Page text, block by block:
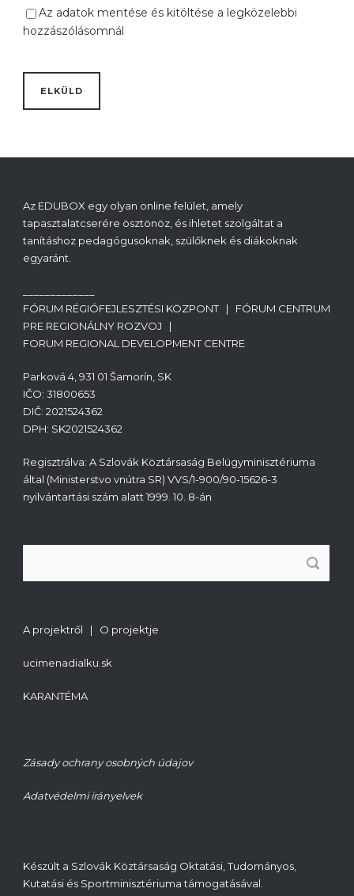
Az adatok mentése és kitöltése a legközelebbi
hozzászólásomnál
Az EDUBOX egy olyan online felület, amely
tapasztalatcserére ösztönöz, és ihletet szolgáltat a
tanításhoz pedagógusoknak, szülőknek és diákoknak
egyaránt.
FÓRUM RÉGIÓFEJLESZTÉSI KÖZPONT | FÓRUM CENTRUM
PRE REGIONÁLNY ROZVOJ |
FORUM REGIONAL DEVELOPMENT CENTRE
Parková 4, 931 01 Šamorín, SK
IČO: 31800653
DIČ: 2021524362
DPH: SK2021524362
Regisztrálva: A Szlovák Köztársaság Belügyminisztériuma
által (Ministerstvo vnútra SR) VVS/1-900/90-15626-3
nyilvántartási szám alatt 1999. 10. 8-án
A projektről | O projektje
ucimenadialku.sk
KARANTÉMA
Zásady ochrany osobných údajov
Adatvédelmi irányelvek
Készült a Szlovák Köztársaság Oktatási, Tudományos,
Kutatási és Sportminisztériuma támogatásával.